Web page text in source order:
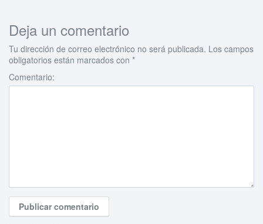
Deja un comentario
Tu dirección de correo electrónico no será publicada. Los campos
obligatorios están marcados con *
Comentario: